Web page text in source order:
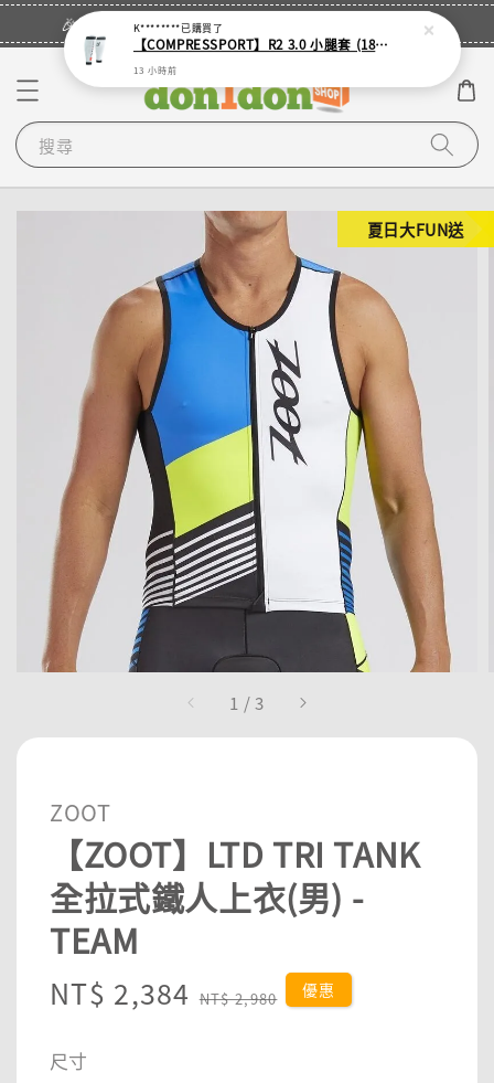
🎉登入會員・領取您的專屬折扣券！
搜尋
1 /3
夏日大FUN送
ZOOT
【ZOOT】LTD TRI TANK
全拉式鐵人上衣(男) -
TEAM
Sale
NT$ 2,384 Regular
NT$ 2,980 優惠
尺寸
K********已購買了
【COMPRESSPORT】R2 3.0 小腿套 (18色可選)
13 小時前